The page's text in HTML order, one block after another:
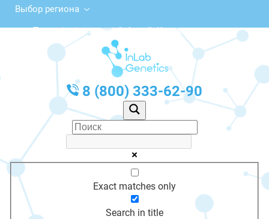
Выбор региона
Тәуелсіздік көшесі, 1, Алтай, Казахстан
с 10:00 до 20:00
График работы: Пн-Пт с 10:00 до 20:00
8 (800) 333-62-90
Exact matches only
Search in title